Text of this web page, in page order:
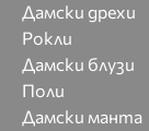
Дамски дрехи
Рокли
Дамски блузи
Поли
Дамски манта